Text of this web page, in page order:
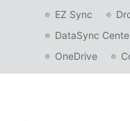
EZ Sync
DataSync
OneDrive